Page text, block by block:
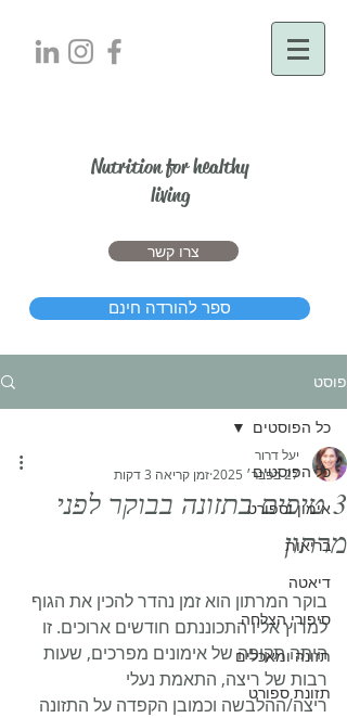
Nutrition for healthy
living
צרו קשר
ספר להורדה חינם
פוסט
כל הפוסטים
אימון וספורט
בריאות
דיאטה
סיפורי הצלחה
תזונה ומאכלים
תזונת ספורט
כל הפוסטים
3 טיפים בתזונה בבוקר לפני
מרתון
יעל דרור
27 בפבר׳ 2025
זמן קריאה 3 דקות
בוקר המרתון הוא זמן נהדר להכין את הגוף
למרוץ אליו התכוננתם חודשים ארוכים. זו
היתה תקופה של אימונים מפרכים, שעות
רבות של ריצה, התאמת נעלי
ריצה/ההלבשה וכמובן הקפדה על התזונה